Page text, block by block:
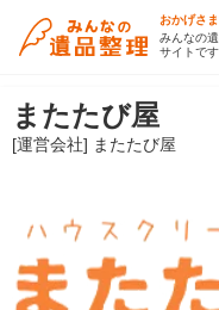
おかげさ
みんなの
サイトです
またたび屋
[運営会社] またたび屋